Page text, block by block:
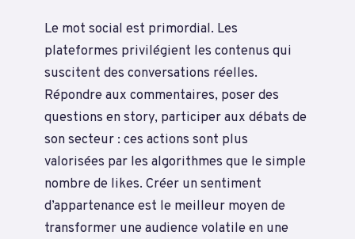
Le mot social est primordial. Les
plateformes privilégient les contenus qui
suscitent des conversations réelles.
Répondre aux commentaires, poser des
questions en story, participer aux débats de
son secteur : ces actions sont plus
valorisées par les algorithmes que le simple
nombre de likes. Créer un sentiment
d’appartenance est le meilleur moyen de
transformer une audience volatile en une